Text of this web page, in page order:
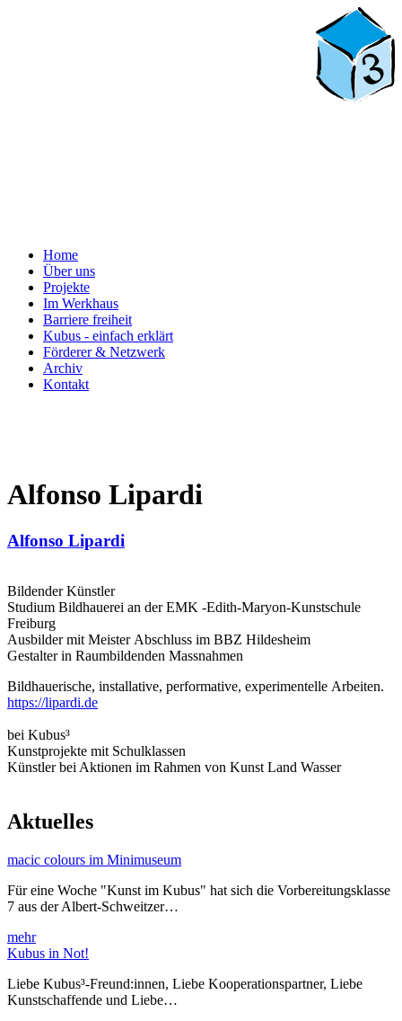
Home
Über uns
Projekte
Im Werkhaus
Barriere freiheit
Kubus - einfach erklärt
Förderer & Netzwerk
Archiv
Kontakt
Alfonso Lipardi
Alfonso Lipardi
Bildender Künstler
Studium Bildhauerei an der EMK -Edith-Maryon-Kunstschule
Freiburg
Ausbilder mit Meister Abschluss im BBZ Hildesheim
Gestalter in Raumbildenden Massnahmen
Bildhauerische, installative, performative, experimentelle Arbeiten.
https://lipardi.de
bei Kubus³
Kunstprojekte mit Schulklassen
Künstler bei Aktionen im Rahmen von Kunst Land Wasser
Aktuelles
macic colours im Minimuseum
Für eine Woche "Kunst im Kubus" hat sich die Vorbereitungsklasse
7 aus der Albert-Schweitzer…
mehr
Kubus in Not!
Liebe Kubus³-Freund:innen, Liebe Kooperationspartner, Liebe
Kunstschaffende und Liebe…